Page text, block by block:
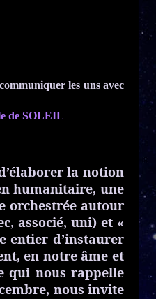
les uns avec
de SOLEIL
la notion
humanitaire, une
orchestrée autour
associé, uni) et «
entier d’instaurer
en notre âme et
qui nous rappelle
nous invite